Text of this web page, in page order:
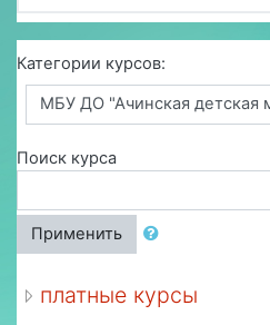
Категории курсов:
Поиск курса
Применить
платные курсы